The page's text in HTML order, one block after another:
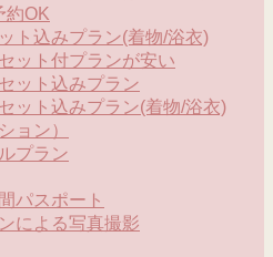
約OK
ト込みプラン(着物/浴衣)
ット付プランが安い
ット込みプラン
ット込みプラン(着物/浴衣)
ョン）
プラン
パスポート
による写真撮影